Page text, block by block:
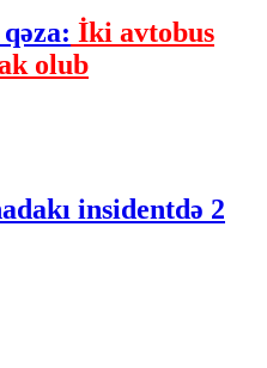
İki avtobus
olub
insidentdə 2